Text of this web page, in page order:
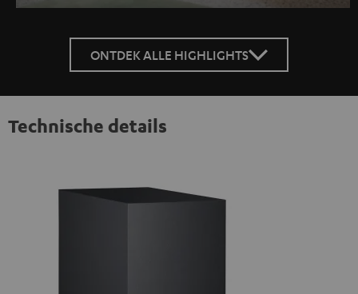
ONTDEK ALLE HIGHLIGHTS
Technische details